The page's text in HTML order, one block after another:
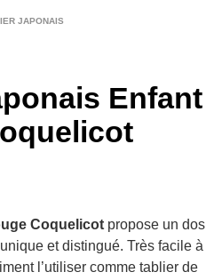
JAPONAIS
Enfant
Coquelicot propose un dos
et distingué. Très facile à
l’utiliser comme tablier de